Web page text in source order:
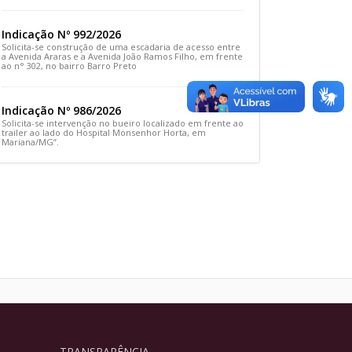
Indicação Nº 992/2026
Solicita-se construção de uma escadaria de acesso entre
a Avenida Araras e a Avenida João Ramos Filho, em frente
ao n° 302, no bairro Barro Preto
Indicação Nº 986/2026
Solicita-se intervenção no bueiro localizado em frente ao
trailer ao lado do Hospital Monsenhor Horta, em
Mariana/MG”.